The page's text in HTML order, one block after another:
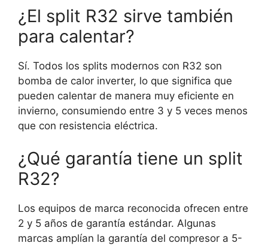
¿El split R32 sirve también
para calentar?
Sí. Todos los splits modernos con R32 son
bomba de calor inverter, lo que significa que
pueden calentar de manera muy eficiente en
invierno, consumiendo entre 3 y 5 veces menos
que con resistencia eléctrica.
¿Qué garantía tiene un split
R32?
Los equipos de marca reconocida ofrecen entre
2 y 5 años de garantía estándar. Algunas
marcas amplían la garantía del compresor a 5-